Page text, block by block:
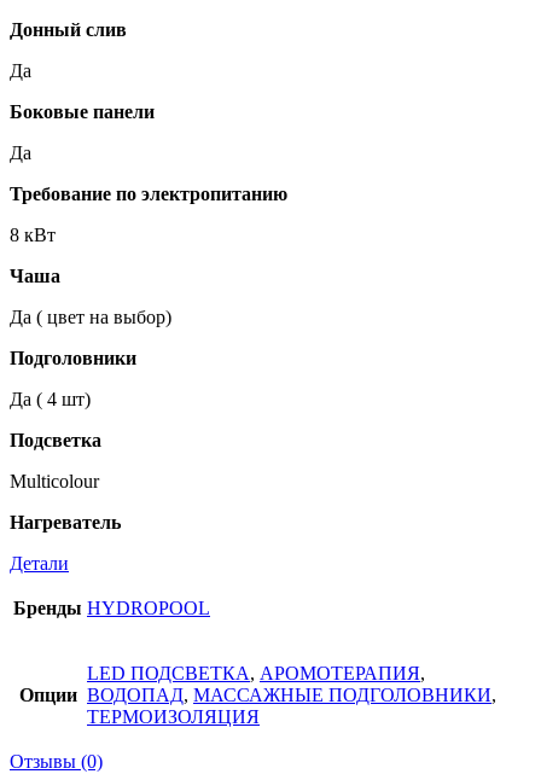
Донный слив
Да
Боковые панели
Да
Требование по электропитанию
8 кВт
Чаша
Да ( цвет на выбор)
Подголовники
Да ( 4 шт)
Подсветка
Multicolour
Нагреватель
Детали
Бренды HYDROPOOL
Опции
LED ПОДСВЕТКА, АРОМОТЕРАПИЯ,
ВОДОПАД, МАССАЖНЫЕ ПОДГОЛОВНИКИ,
ТЕРМОИЗОЛЯЦИЯ
Отзывы (0)